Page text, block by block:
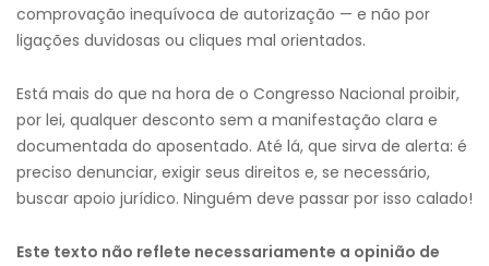
comprovação inequívoca de autorização — e não por
ligações duvidosas ou cliques mal orientados.
Está mais do que na hora de o Congresso Nacional proibir,
por lei, qualquer desconto sem a manifestação clara e
documentada do aposentado. Até lá, que sirva de alerta: é
preciso denunciar, exigir seus direitos e, se necessário,
buscar apoio jurídico. Ninguém deve passar por isso calado!
Este texto não reflete necessariamente a opinião de